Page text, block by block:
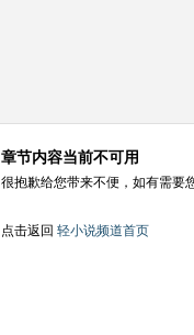
章节内容当前不可用
很抱歉给您带来不便，如有需要
点击返回 轻小说频道首页